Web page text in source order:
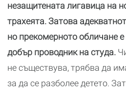
незащитената лигавица на
трахеята. Затова
но прекомерното обличане
добър проводник на студа.
не съществува, трябва да
за да се разболее детето.